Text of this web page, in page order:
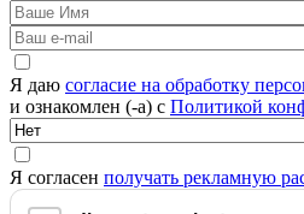
Я даю согласие на обработку
и ознакомлен (-а) с Политикой
Я согласен получать рекламную